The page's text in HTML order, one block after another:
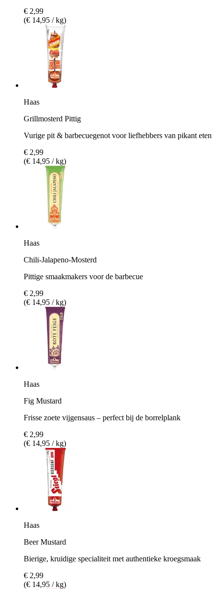
€ 2,99
(€ 14,95 / kg)
Haas
Grillmosterd Pittig
Vurige pit & barbecuegenot voor liefhebbers van pikant eten
€ 2,99
(€ 14,95 / kg)
Haas
Chili-Jalapeno-Mosterd
Pittige smaakmakers voor de barbecue
€ 2,99
(€ 14,95 / kg)
Haas
Fig Mustard
Frisse zoete vijgensaus – perfect bij de borrelplank
€ 2,99
(€ 14,95 / kg)
Haas
Beer Mustard
Bierige, kruidige specialiteit met authentieke kroegsmaak
€ 2,99
(€ 14,95 / kg)